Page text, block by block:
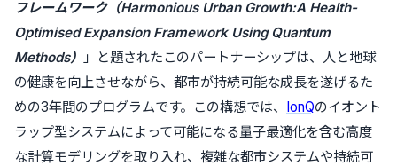
フレームワーク（Harmonious Urban Growth:A Health-
Optimised Expansion Framework Using Quantum
Methods）
」と題されたこのパートナーシップは、人と地球
の健康を向上させながら、都市が持続可能な成長を遂げるた
めの3年間のプログラムです。この構想では、 IonQのイオント
ラップ型システムによって可能になる量子最適化を含む高度
な計算モデリングを取り入れ、複雑な都市システムや持続可